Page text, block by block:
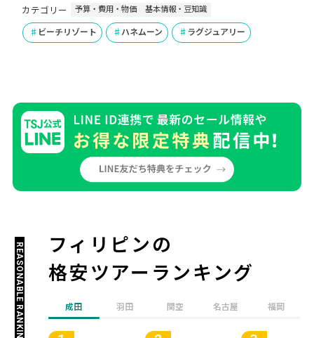
カテゴリー 予算・費用・物価 基本情報・豆知識
ビーチリゾート ハネムーン ラグジュアリー
フィリピンの
格安ツアーランキング
REASONABLE RANKING 成田 羽田 関空 名古屋 福岡